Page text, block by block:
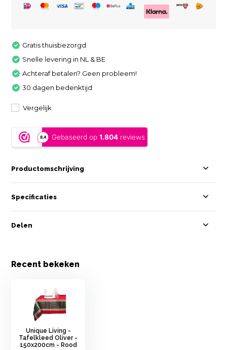
Gratis thuisbezorgd
Snelle levering in NL & BE
Achteraf betalen? Geen probleem!
30 dagen bedenktijd
Vergelijk
Productomschrijving
Specificaties
Delen
Recent bekeken
Unique Living -
Tafelkleed Oliver -
150x200cm - Rood